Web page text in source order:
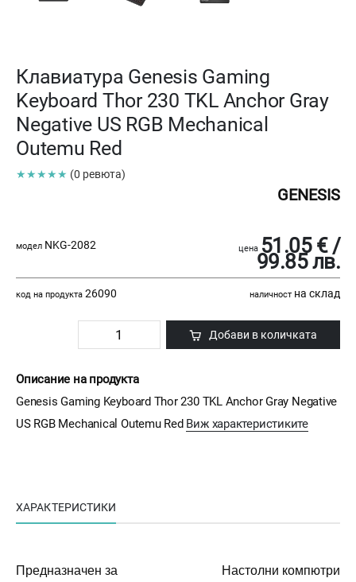
Клавиатура Genesis Gaming
Keyboard Thor 230 TKL Anchor Gray
Negative US RGB Mechanical
Outemu Red
★★★★★ (0 ревюта)
GENESIS
модел NKG-2082 цена 51.05 € /
99.85 лв.
код на продукта 26090 наличност на склад
Добави в количката
Описание на продукта
Genesis Gaming Keyboard Thor 230 TKL Anchor Gray Negative
US RGB Mechanical Outemu Red Виж характеристиките
ХАРАКТЕРИСТИКИ
Предназначен за Настолни компютри